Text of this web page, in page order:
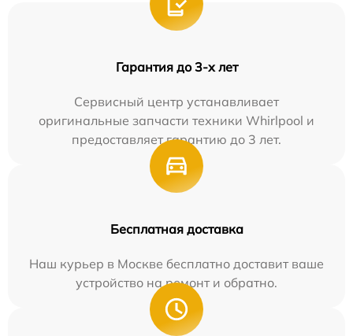
Гарантия до 3-х лет
Сервисный центр устанавливает
оригинальные запчасти техники Whirlpool и
предоставляет гарантию до 3 лет.
Бесплатная доставка
Наш курьер в Москве бесплатно доставит ваше
устройство на ремонт и обратно.